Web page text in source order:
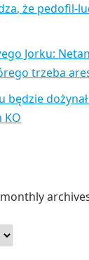
że pedofil-
Jorku:
trzeba
będzie
KO